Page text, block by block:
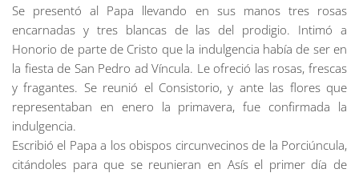
Se presentó al Papa llevando en sus manos tres rosas
encarnadas y tres blancas de las del prodigio. Intimó a
Honorio de parte de Cristo que la indulgencia había de ser en
la fiesta de San Pedro ad Víncula. Le ofreció las rosas, frescas
y fragantes. Se reunió el Consistorio, y ante las flores que
representaban en enero la primavera, fue confirmada la
indulgencia.
Escribió el Papa a los obispos circunvecinos de la Porciúncula,
citándoles para que se reunieran en Asís el primer día de